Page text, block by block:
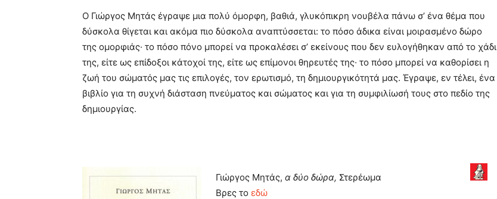
Ο Γιώργος Μητάς έγραψε μια πολύ όμορφη, βαθιά, γλυκόπικρη νουβέλα πάνω σ’ ένα θέμα που
δύσκολα θίγεται και ακόμα πιο δύσκολα αναπτύσσεται: το πόσο άδικα είναι μοιρασμένο δώρο
της ομορφιάς· το πόσο πόνο μπορεί να προκαλέσει σ’ εκείνους που δεν ευλογήθηκαν από το χάδι
της, είτε ως επίδοξοι κάτοχοί της, είτε ως επίμονοι θηρευτές της· το πόσο μπορεί να καθορίσει η
ζωή του σώματός μας τις επιλογές, τον ερωτισμό, τη δημιουργικότητά μας. Έγραψε, εν τέλει, ένα
βιβλίο για τη συχνή διάσταση πνεύματος και σώματος και για τη συμφιλίωσή τους στο πεδίο της
δημιουργίας.
Γιώργος Μητάς, α δύο δώρα, Στερέωμα
Βρες το εδώ